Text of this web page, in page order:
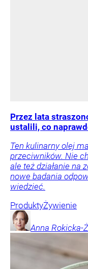
Przez lata
ustalili, co
Ten kulinarny olej
przeciwników. Nie
ale też działanie na
nowe badania
wiedzieć.
ProduktyŻywienie
Anna Rokicka-